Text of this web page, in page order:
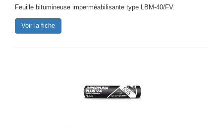
Feuille bitumineuse imperméabilisante type LBM-40/FV.
Voir la fiche